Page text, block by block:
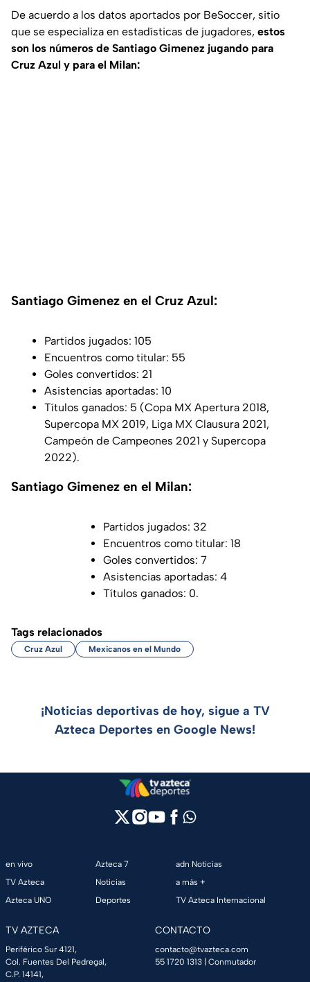
De acuerdo a los datos aportados por BeSoccer, sitio
que se especializa en estadísticas de jugadores, estos
son los números de Santiago Gimenez jugando para
Cruz Azul y para el Milan:
Santiago Gimenez en el Cruz Azul:
Partidos jugados: 105
Encuentros como titular: 55
Goles convertidos: 21
Asistencias aportadas: 10
Títulos ganados: 5 (Copa MX Apertura 2018,
Supercopa MX 2019, Liga MX Clausura 2021,
Campeón de Campeones 2021 y Supercopa
2022).
Santiago Gimenez en el Milan:
Partidos jugados: 32
Encuentros como titular: 18
Goles convertidos: 7
Asistencias aportadas: 4
Títulos ganados: 0.
Tags relacionados
Cruz Azul Mexicanos en el Mundo
¡Noticias deportivas de hoy, sigue a TV
Azteca Deportes en Google News!
en vivo
TV Azteca
Azteca UNO
Azteca 7
Noticias
Deportes
adn Noticias
a más +
TV Azteca Internacional
TV AZTECA
Periférico Sur 4121,
Col. Fuentes Del Pedregal,
C.P. 14141,
CONTACTO
contacto@tvazteca.com
55 1720 1313 | Conmutador